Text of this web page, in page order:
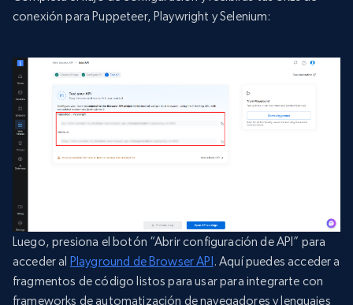
conexión para Puppeteer, Playwright y Selenium:
Luego, presiona el botón “Abrir configuración de API” para
acceder al Playground de Browser API . Aquí puedes acceder a
fragmentos de código listos para usar para integrarte con
frameworks de automatización de navegadores y lenguajes